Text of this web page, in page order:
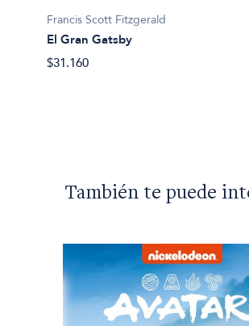
Francis Scott Fitzgerald
El Gran Gatsby
$31.160
También te puede